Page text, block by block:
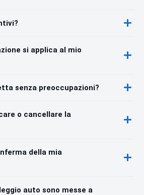
si applica al mio
senza preoccupazioni?
o cancellare la
della mia
auto sono messe a